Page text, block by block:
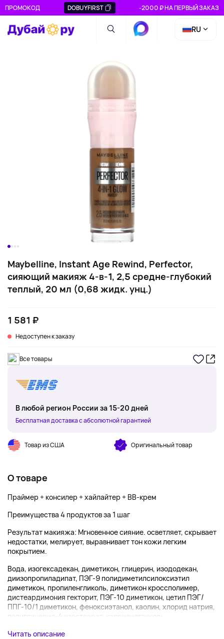
ПРОМОКОД DOBUYFIRST -2000 ₽ НА ПЕРВЫЙ ЗАКАЗ
RU
Maybelline, Instant Age Rewind, Perfector,
сияющий макияж 4-в-1, 2,5 средне-глубокий
теплый, 20 мл (0,68 жидк. унц.)
1 581 ₽
Недоступен к заказу
Все товары
В любой регион России за 15-20 дней
Бесплатная доставка с абсолютной гарантией
Товар из США Оригинальный товар
О товаре
Праймер + консилер + хайлайтер + BB-крем
Преимущества 4 продуктов за 1 шаг
Результат макияжа: Мгновенное сияние. осветляет, скрывает
недостатки, мелирует, выравнивает тон кожи легким
покрытием.
Вода, изогексадекан, диметикон, глицерин, изододекан,
диизопропиладипат, ПЭГ-9 полидиметилсилоксиэтил
диметикон, пропиленгликоль, диметикон кроссполимер,
дистеардимония гекторит, ПЭГ-10 диметикон, цетил ПЭГ/
ППГ-10/1 диметикон, феноксиэтанол, каолин, хлорид натрия,
полиглицерил-4 изостеарат, каприлилгликоль, ...
Читать описание